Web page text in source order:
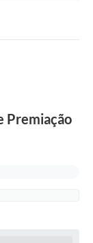
Premiação